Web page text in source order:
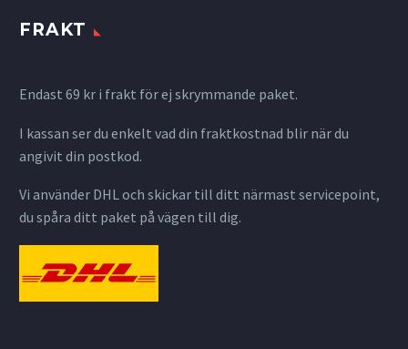
FRAKT
Endast 69 kr i frakt för ej skrymmande paket.
I kassan ser du enkelt vad din fraktkostnad blir när du
angivit din postkod.
Vi använder DHL och skickar till ditt närmast servicepoint,
du spåra ditt paket på vägen till dig.